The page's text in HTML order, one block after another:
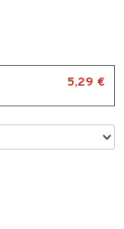
5,29 €